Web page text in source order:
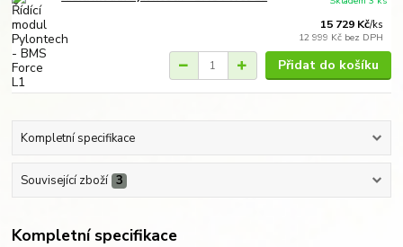
15 729 Kč/ks
12 999 Kč bez DPH
Přidat do košíku
Kompletní specifikace
Související zboží 3
Kompletní specifikace